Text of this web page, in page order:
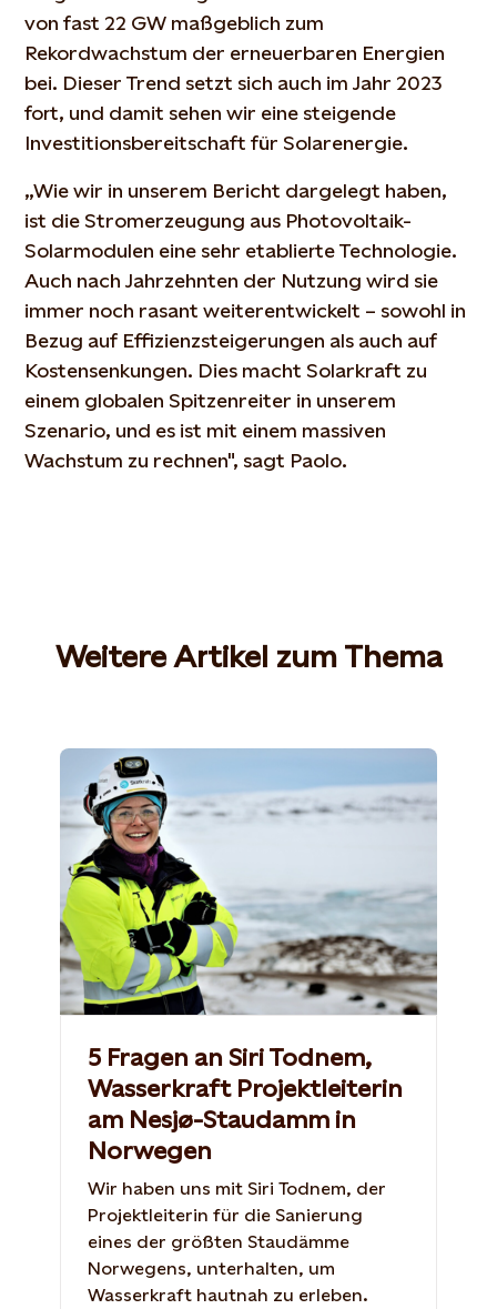
von fast 22 GW maßgeblich zum
Rekordwachstum der erneuerbaren Energien
bei. Dieser Trend setzt sich auch im Jahr 2023
fort, und damit sehen wir eine steigende
Investitionsbereitschaft für Solarenergie.
„Wie wir in unserem Bericht dargelegt haben,
ist die Stromerzeugung aus Photovoltaik-
Solarmodulen eine sehr etablierte Technologie.
Auch nach Jahrzehnten der Nutzung wird sie
immer noch rasant weiterentwickelt – sowohl in
Bezug auf Effizienzsteigerungen als auch auf
Kostensenkungen. Dies macht Solarkraft zu
einem globalen Spitzenreiter in unserem
Szenario, und es ist mit einem massiven
Wachstum zu rechnen", sagt Paolo.
Weitere Artikel zum Thema
5 Fragen an Siri Todnem,
Wasserkraft Projektleiterin
am Nesjø-Staudamm in
Norwegen
Wir haben uns mit Siri Todnem, der
Projektleiterin für die Sanierung
eines der größten Staudämme
Norwegens, unterhalten, um
Wasserkraft hautnah zu erleben.